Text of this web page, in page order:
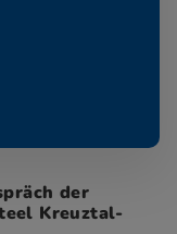
der
Kreuztal-